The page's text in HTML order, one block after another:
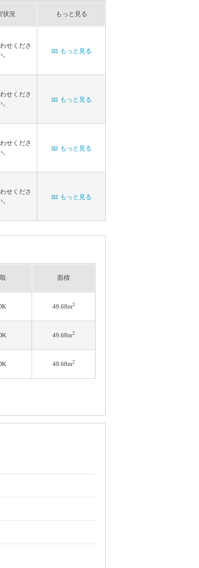
状況 もっと見る
せくださ
。
📧 もっと見る
せくださ
。
📧 もっと見る
せくださ
。
📧 もっと見る
せくださ
。
📧 もっと見る
面積
49.68m2
49.68m2
49.68m2